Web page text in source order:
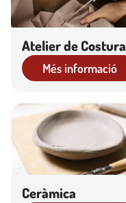
Atelier de Costura
Més informació
Ceràmica